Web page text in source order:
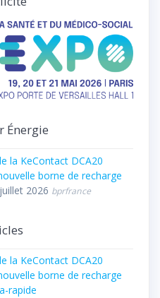
Énergie
la KeContact DCA20
borne de recharge
2026 bprfrance
la KeContact DCA20
borne de recharge
rapide